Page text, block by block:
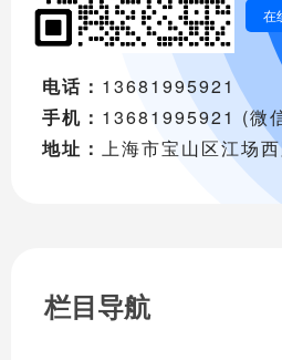
在
电话： 13681995921
手机： 13681995921 (微
地址： 上海市宝山区江场
栏目导航